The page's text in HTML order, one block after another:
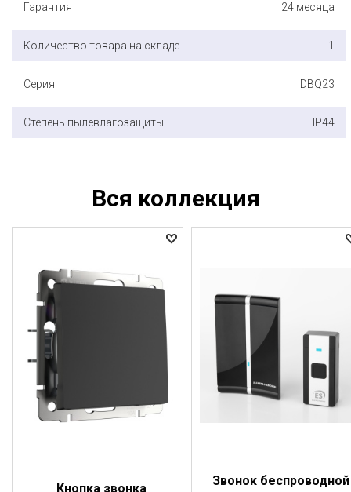
Гарантия 24 месяца
Количество товара на складе 1
Серия DBQ23
Степень пылевлагозащиты IP44
Вся коллекция
Кнопка звонка
Звонок беспроводной